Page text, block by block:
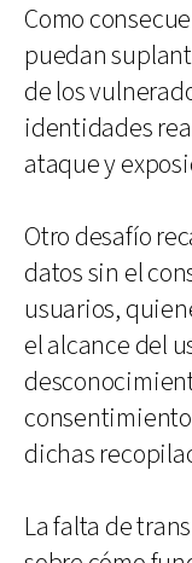
Como
puedan
de los
identidades
ataque y
Otro desafío
datos sin el
usuarios,
el alcance del
dichas
La falta de